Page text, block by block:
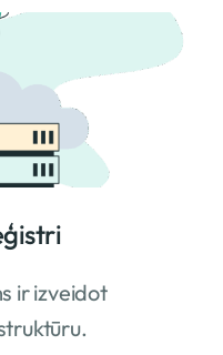
ir izveidot